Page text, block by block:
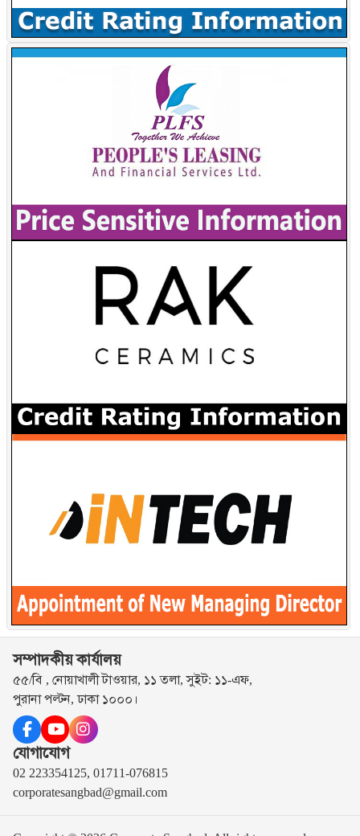
সম্পাদকীয় কার্যালয়
৫৫/বি , নোয়াখালী টাওয়ার, ১১ তলা, সুইট: ১১-এফ,
পুরানা পল্টন, ঢাকা ১০০০।
যোগাযোগ
02 223354125, 01711-076815
corporatesangbad@gmail.com